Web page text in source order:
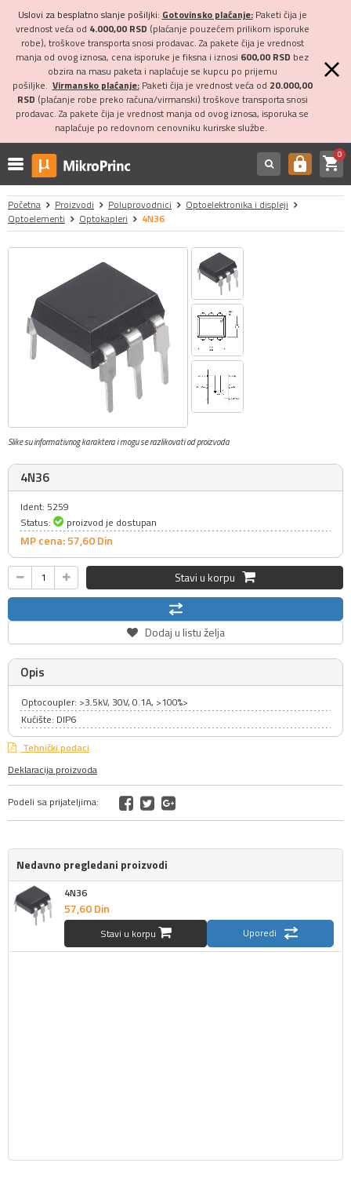
Uslovi za besplatno slanje pošiljki: Gotovinsko plaćanje:Paketi čija je
vrednost veća od 4.000,00 RSD (plaćanje pouzećem prilikom isporuke
robe), troškove transporta snosi prodavac. Za pakete čija je vrednost
manja od ovog iznosa, cena isporuke je fiksna i iznosi 600,00 RSD bez
obzira na masu paketa i naplaćuje se kupcu po prijemu
pošiljke. Virmansko plaćanje:Paketi čija je vrednost veća od 20.000,00
RSD (plaćanje robe preko računa/virmanski) troškove transporta snosi
prodavac. Za pakete čija je vrednost manja od ovog iznosa, isporuka se
naplaćuje po redovnom cenovniku kurirske službe.
https shopping_cart0
Početna Proizvodi Poluprovodnici
Optoelektronika i displeji
Optoelementi
Optokapleri 4N36
Slike su informativnog karaktera i mogu se razlikovati od proizvoda
4N36
Ident: 5259
Status:
proizvod je dostupan
MP cena: 57,60Din
Stavi u korpu
Dodaj u listu želja
Opis
Optocoupler: >3.5kV, 30V, 0.1A, >100%>
Kućište: DIP6
Tehnički podaci
Deklaracija proizvoda
Podeli sa prijateljima:
Nedavno pregledani proizvodi
4N36
57,60Din
Stavi u korpu Uporedi